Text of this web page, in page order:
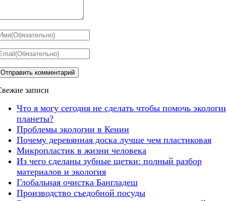
записи
Что я могу сегодня не сделать чтобы помочь
планеты?
Проблемы экологии в Кении
Почему деревянная доска лучше чем пластиковая
Микропластик в жизни человека
Из чего сделаны зубные щетки: полный разбор
материалов и экология
Глобальная очистка Бангладеш
Производство съедобной посуды